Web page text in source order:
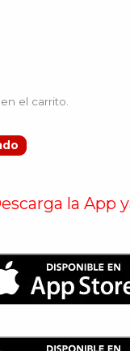
el carrito.
la App